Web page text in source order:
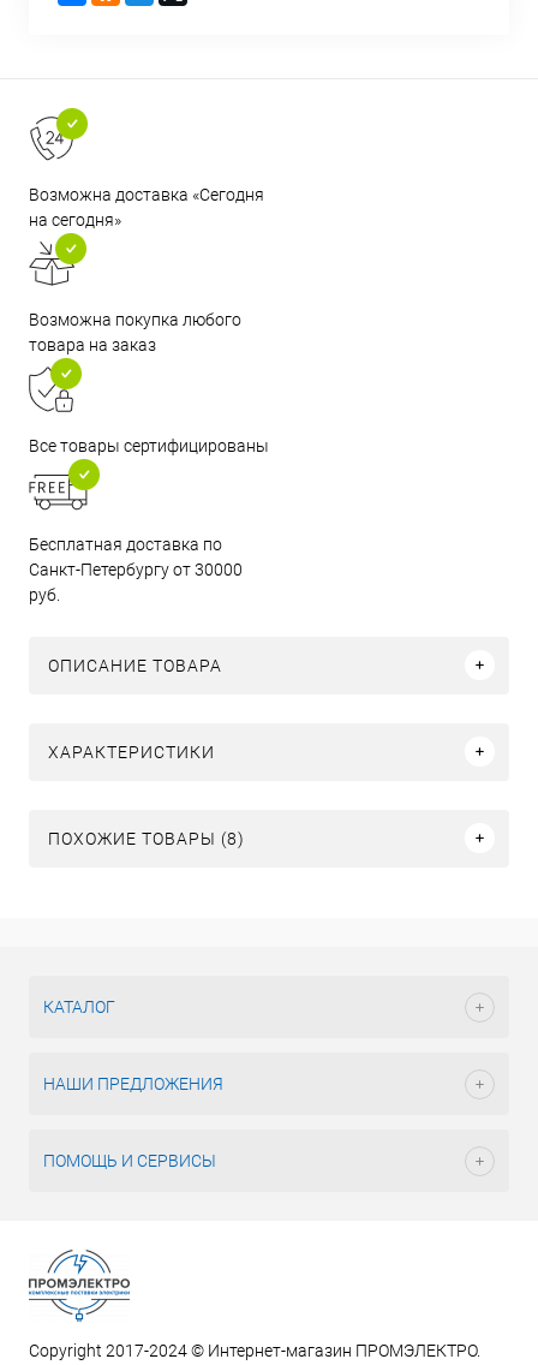
Возможна доставка «Сегодня
на сегодня»
Возможна покупка любого
товара на заказ
Все товары сертифицированы
Бесплатная доставка по
Санкт-Петербургу от 30000
руб.
ОПИСАНИЕ ТОВАРА
ХАРАКТЕРИСТИКИ
ПОХОЖИЕ ТОВАРЫ (8)
КАТАЛОГ
НАШИ ПРЕДЛОЖЕНИЯ
ПОМОЩЬ И СЕРВИСЫ
Copyright 2017-2024 © Интернет-магазин ПРОМЭЛЕКТРО.